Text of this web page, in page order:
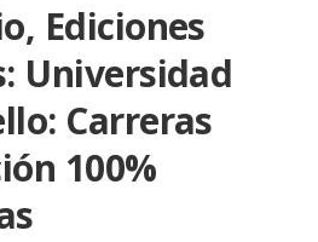
Ediciones
Universidad
Carreras
100%